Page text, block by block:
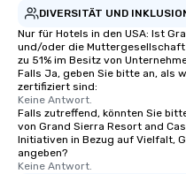
DIVERSITÄT UND
Nur für Hotels in den USA: Ist
und/oder die
zu 51% im Besitz von
Falls Ja, geben Sie bitte an, als
zertifiziert sind:
Keine Antwort.
Falls zutreffend, könnten Sie
von Grand Sierra Resort and
Initiativen in Bezug auf Vielfalt,
angeben?
Keine Antwort.